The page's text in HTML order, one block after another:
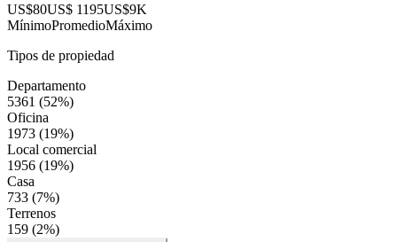
US$80US$ 1195US$9K
MínimoPromedioMáximo
Tipos de propiedad
Departamento
5361 (52%)
Oficina
1973 (19%)
Local comercial
1956 (19%)
Casa
733 (7%)
Terrenos
159 (2%)